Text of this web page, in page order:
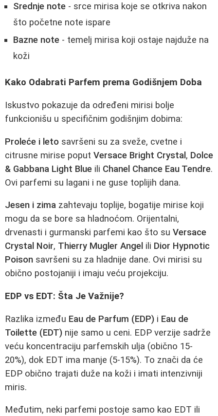
Srednje note - srce mirisa koje se otkriva nakon
što početne note ispare
Bazne note - temelj mirisa koji ostaje najduže na
koži
Kako Odabrati Parfem prema Godišnjem Doba
Iskustvo pokazuje da određeni mirisi bolje
funkcionišu u specifičnim godišnjim dobima:
Proleće i leto savršeni su za sveže, cvetne i
citrusne mirise poput Versace Bright Crystal , Dolce
& Gabbana Light Blue ili Chanel Chance Eau Tendre.
Ovi parfemi su lagani i ne guse toplijih dana.
Jesen i zima zahtevaju toplije, bogatije mirise koji
mogu da se bore sa hladnoćom. Orijentalni,
drvenasti i gurmanski parfemi kao što su Versace
Crystal Noir, Thierry Mugler Angel ili Dior Hypnotic
Poison savršeni su za hladnije dane. Ovi mirisi su
obično postojaniji i imaju veću projekciju.
EDP vs EDT: Šta Je Važnije?
Razlika između Eau de Parfum (EDP) i Eau de
Toilette (EDT) nije samo u ceni. EDP verzije sadrže
veću koncentraciju parfemskih ulja (obično 15-
20%), dok EDT ima manje (5-15%). To znači da će
EDP obično trajati duže na koži i imati intenzivniji
miris.
Međutim, neki parfemi postoje samo kao EDT ili